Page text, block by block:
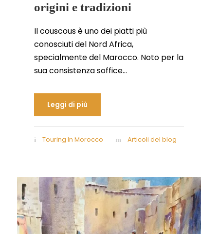
origini e tradizioni
Il couscous è uno dei piatti più
conosciuti del Nord Africa,
specialmente del Marocco. Noto per la
sua consistenza soffice...
Leggi di più
Touring In Morocco Articoli del blog